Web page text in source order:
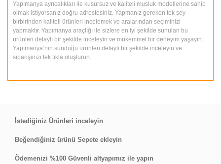
Yapımanya ayrıcalıkları ile kusursuz ve kaliteli musluk modellerine sahip
olmak istiyorsanız doğru adrestesiniz. Yapmanız gereken tek şey
birbirinden kaliteli ürünleri incelemek ve aralarından seçiminizi
yapmaktır. Yapımanya araçlığı ile sizlere en iyi şekilde sunulan bu
ürünleri detaylı bir şekilde inceleyin ve mükemmel bir deneyim yaşayın.
Yapımanya’nın sunduğu ürünleri detaylı bir şekilde inceleyin ve
siparişinizi tek tıkla oluşturun.
İstediğiniz Ürünleri inceleyin
Beğendiğiniz ürünü Sepete ekleyin
Ödemenizi %100 Güvenli altyapımız ile yapın